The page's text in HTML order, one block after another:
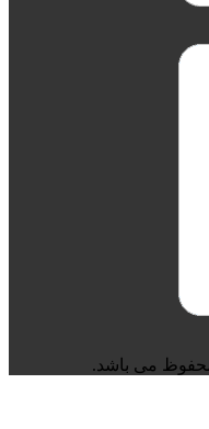
می باشد.